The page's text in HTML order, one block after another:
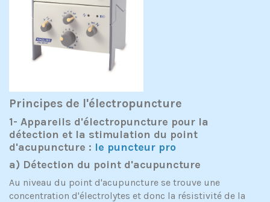
Principes de l'électropuncture
1- Appareils d'électropuncture pour la
détection et la stimulation du point
d'acupuncture : le puncteur pro
a) Détection du point d'acupuncture
Au niveau du point d'acupuncture se trouve une
concentration d'électrolytes et donc la résistivité de la